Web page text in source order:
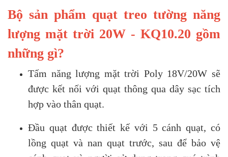
Bộ sản phẩm quạt treo tường năng
lượng mặt trời 20W - KQ10.20 gồm
những gì?
Tấm năng lượng mặt trời Poly 18V/20W sẽ
được kết nối với quạt thông qua dây sạc tích
hợp vào thân quạt.
Đầu quạt được thiết kế với 5 cánh quạt, có
lồng quạt và nan quạt trước, sau để bảo vệ